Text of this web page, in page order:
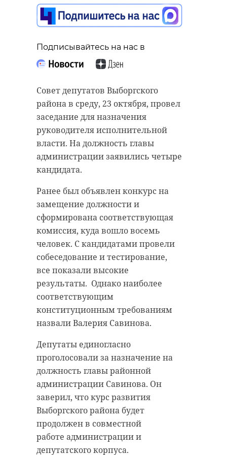
Подписывайтесь на нас в
Совет депутатов Выборгского
района в среду, 23 октября, провел
заседание для назначения
руководителя исполнительной
власти. На должность главы
администрации заявились четыре
кандидата.
Ранее был объявлен конкурс на
замещение должности и
сформирована соответствующая
комиссия, куда вошло восемь
человек. С кандидатами провели
собеседование и тестирование,
все показали высокие
результаты. Однако наиболее
соответствующим
конституционным требованиям
назвали Валерия Савинова.
Депутаты единогласно
проголосовали за назначение на
должность главы районной
администрации Савинова. Он
заверил, что курс развития
Выборгского района будет
продолжен в совместной
работе администрации и
депутатского корпуса.
Подписывайтесь на нас в
В четверг, 24 октября, в
Ленинградской области будет
западный и северо-западный
ветер силой до 7-12 м/с. После
заката в прибрежных районах
местами вероятны порывы до 15
м/с.
Ночью прогнозируется облачность
с прояснениями и дожди в
большинстве районов.
Термометры покажут от +3 до +8.
Атмосферное давление особо не
изменится.
Днем ждут переменную
облачность, кратковременные
дожди местами. Ожидается
температурный разброс от +7 до
+12. Атмосферное давление пойдет
на повышение.
барбершопер,
ударивший
полицейского
розовым iPhone 7
Подписывайтесь на нас в
Прокуратура Кировского района
Санкт-Петербурга поддержала
обвинение по уголовному делу по
статье "Применение насилия,
опасного для жизни и здоровья, в
отношении представителя
власти".
Как было установлено в суде, 3
июля на улице Зины Портновой
полицейский, действуя в рамках
своих полномочий, проверял
барбершопера на причастность к
размещению "закладок".
Последний "в целях
воспрепятствования задержанию"
ударил сотрудника
правоохранительных органов по
голове розовым iPhone 7.
Подсудимый признал вину и
извинился перед пострадавшим.